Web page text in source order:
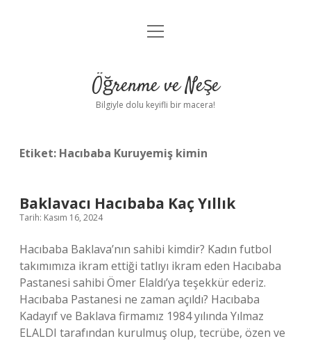
Anasayfa
Yasal Uyarı
menüyü
Öğrenme ve Neşe
Bilgiyle dolu keyifli bir macera!
Etiket: Hacıbaba Kuruyemiş kimin
Baklavacı Hacıbaba Kaç Yıllık
Tarih: Kasım 16, 2024
Hacıbaba Baklava’nın sahibi kimdir? Kadın futbol
takımımıza ikram ettiği tatlıyı ikram eden Hacıbaba
Pastanesi sahibi Ömer Elaldı’ya teşekkür ederiz.
Hacıbaba Pastanesi ne zaman açıldı? Hacıbaba
Kadayıf ve Baklava firmamız 1984 yılında Yılmaz
ELALDI tarafından kurulmuş olup, tecrübe, özen ve